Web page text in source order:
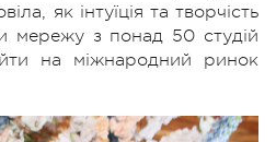
як інтуїція та творчість
мережу з понад 50 студій
на міжнародний ринок